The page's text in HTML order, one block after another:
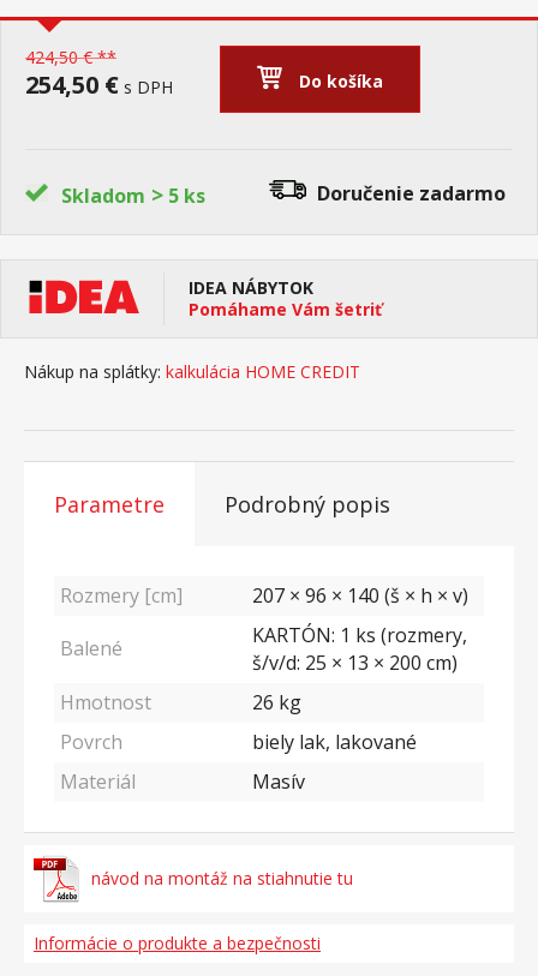
424,50 € **
254,50 € s DPH Do košíka
Skladom > 5 ks Doručenie zadarmo
IDEA NÁBYTOK
Pomáhame Vám šetriť
Nákup na splátky: kalkulácia HOME CREDIT
Parametre Podrobný popis
Rozmery [cm]
207 × 96 × 140 (š × h × v)
Balené
KARTÓN: 1 ks (rozmery,
š/v/d: 25 × 13 × 200 cm)
Hmotnost
26 kg
Povrch
biely lak, lakované
Materiál
Masív
návod na montáž na stiahnutie tu
Informácie o produkte a bezpečnosti